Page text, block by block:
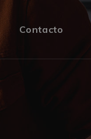
Contacto